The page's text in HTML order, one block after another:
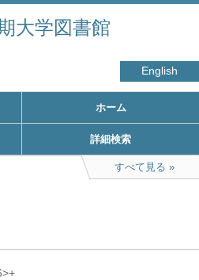
大学図書館
English
ホーム
詳細検索
すべて見る